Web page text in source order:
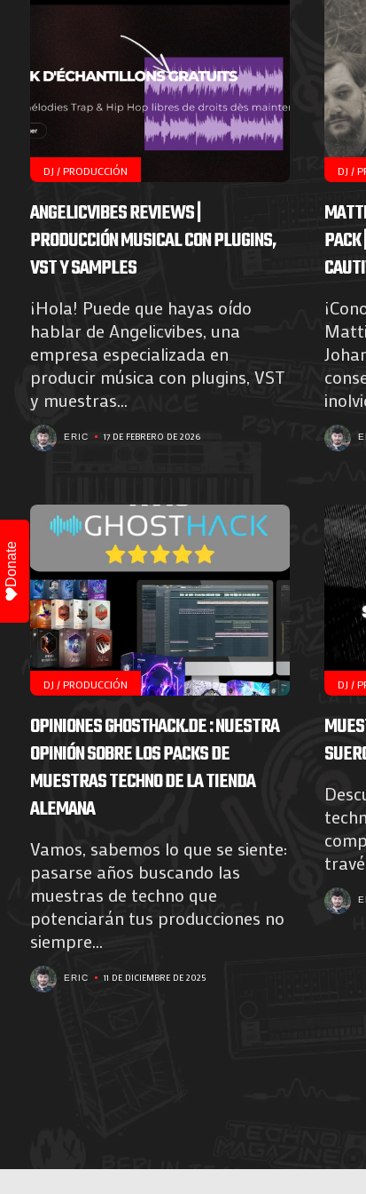
DJ / PRODUCCIÓN
ANGELICVIBES REVIEWS |
PRODUCCIÓN MUSICAL CON PLUGINS,
VST Y SAMPLES
¡Hola! Puede que hayas oído
hablar de Angelicvibes, una
empresa especializada en
producir música con plugins, VST
y muestras...
ERIC 17 DE FEBRERO DE 2026
DJ /
DJ / PRODUCCIÓN
OPINIONES GHOSTHACK.DE : NUESTRA
OPINIÓN SOBRE LOS PACKS DE
MUESTRAS TECHNO DE LA TIENDA
ALEMANA
Vamos, sabemos lo que se siente:
pasarse años buscando las
muestras de techno que
potenciarán tus producciones no
siempre...
ERIC 11 DE DICIEMBRE DE 2025
DJ /
Donate